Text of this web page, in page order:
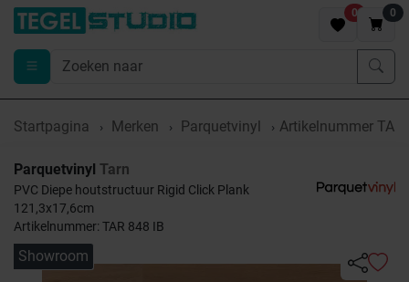
0 0
Startpagina Merken Parquetvinyl Artikelnummer TAR
Parquetvinyl Tarn
PVC Diepe houtstructuur Rigid Click Plank
121,3x17,6cm
Artikelnummer: TAR 848 IB
Showroom